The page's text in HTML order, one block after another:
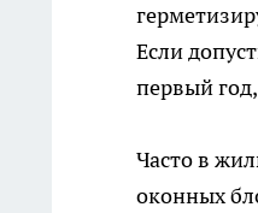
Если
первый
Часто в
оконных